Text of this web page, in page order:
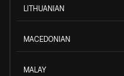
LITHUANIAN
MACEDONIAN
MALAY